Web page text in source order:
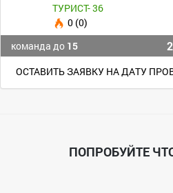
ТУРИСТ- 36
0 (0)
команда до 15
ОСТАВИТЬ ЗАЯВКУ НА ДАТУ
ПОПРОБУЙТЕ